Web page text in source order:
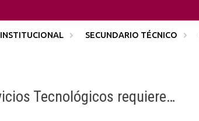
INSTITUCIONAL SECUNDARIO TÉCNICO
Tecnológicos requiere…